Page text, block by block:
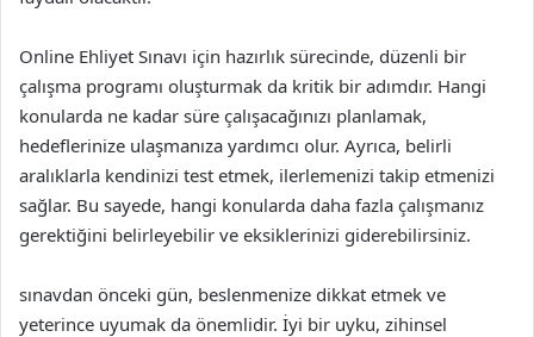
Online Ehliyet Sınavı için hazırlık sürecinde, düzenli bir
çalışma programı oluşturmak da kritik bir adımdır. Hangi
konularda ne kadar süre çalışacağınızı planlamak,
hedeflerinize ulaşmanıza yardımcı olur. Ayrıca, belirli
aralıklarla kendinizi test etmek, ilerlemenizi takip etmenizi
sağlar. Bu sayede, hangi konularda daha fazla çalışmanız
gerektiğini belirleyebilir ve eksiklerinizi giderebilirsiniz.
sınavdan önceki gün, beslenmenize dikkat etmek ve
yeterince uyumak da önemlidir. İyi bir uyku, zihinsel